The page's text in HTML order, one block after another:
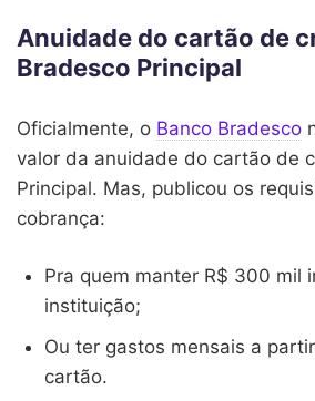
Anuidade do cartão de
Bradesco Principal
Oficialmente, o Banco Bradesco
valor da anuidade do cartão de
Principal. Mas, publicou os
cobrança:
Pra quem manter R$ 300 mil
instituição;
Ou ter gastos mensais a
cartão.